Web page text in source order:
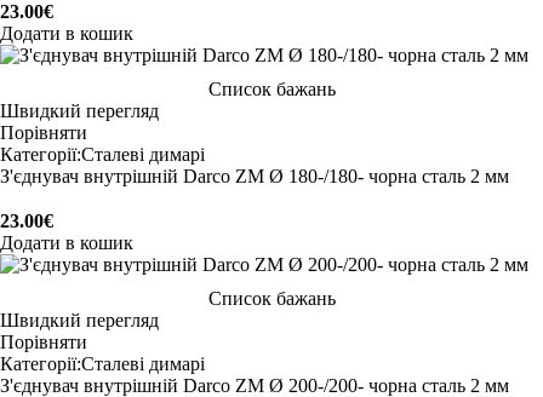
23.00€
Додати в кошик
Список бажань
Швидкий перегляд
Порівняти
Категорії:Сталеві димарі
З'єднувач внутрішній Darco ZM Ø 180-/180- чорна сталь 2 мм
23.00€
Додати в кошик
Список бажань
Швидкий перегляд
Порівняти
Категорії:Сталеві димарі
З'єднувач внутрішній Darco ZM Ø 200-/200- чорна сталь 2 мм